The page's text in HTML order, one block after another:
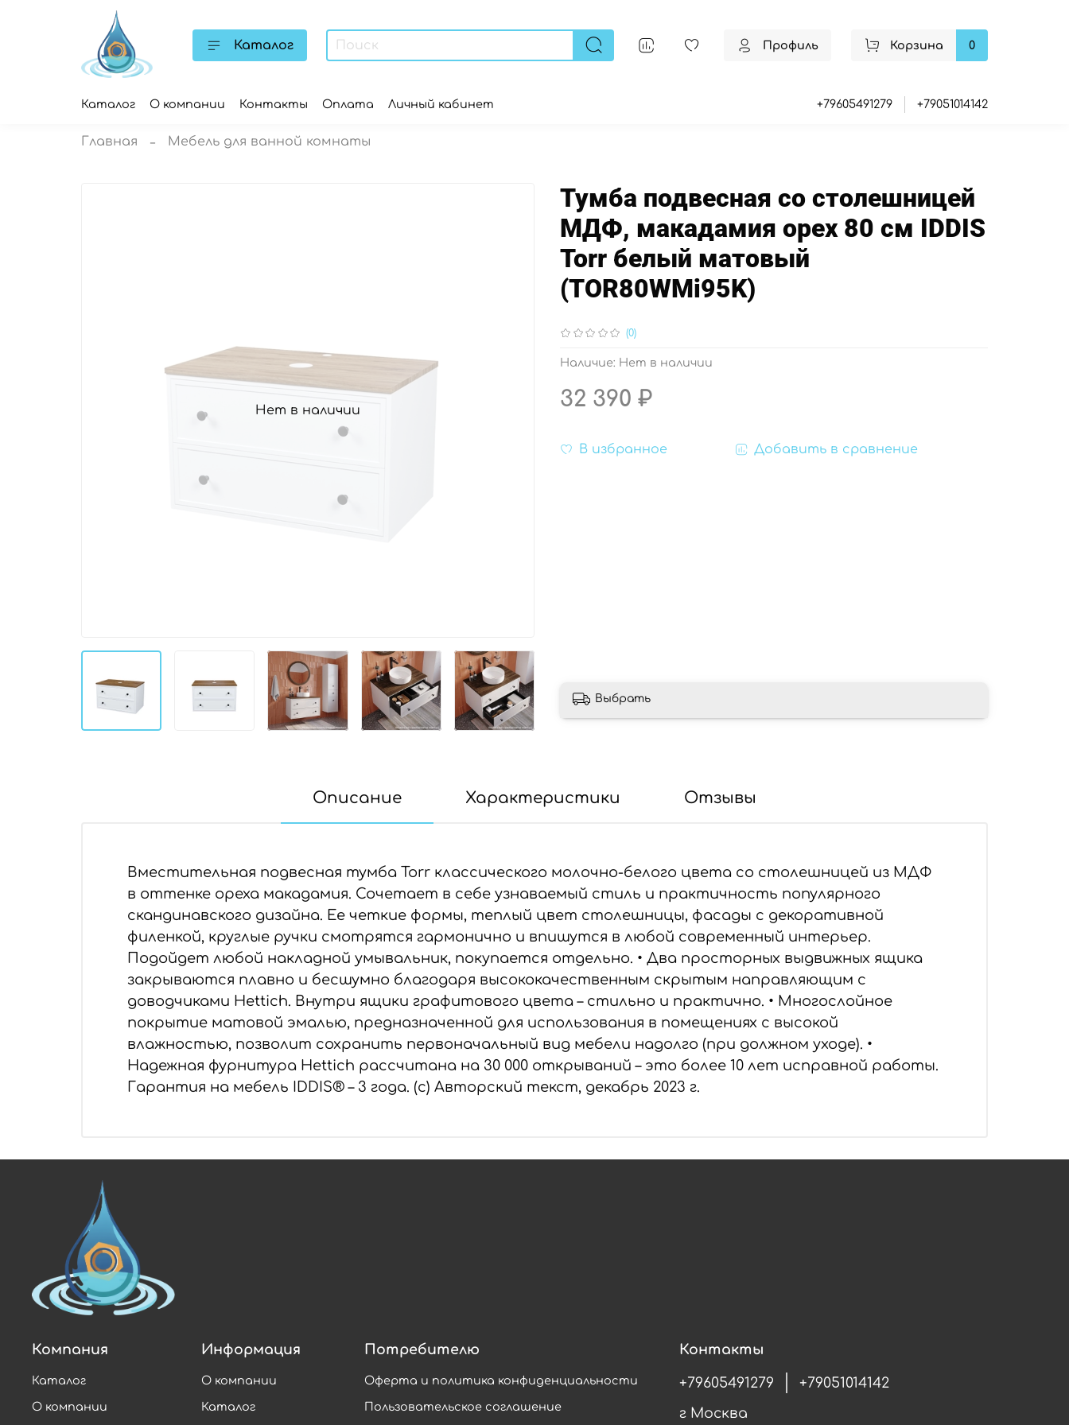
Каталог Профиль Корзина 0
Каталог О компании Контакты Оплата Личный кабинет +79605491279 +79051014142
Главная Мебель для ванной комнаты
Нет в наличии
(0)
Наличие: Нет в наличии
Тумба подвесная со столешницей
МДФ, макадамия орех 80 см IDDIS
Torr белый матовый
(TOR80WMi95K)
32 390 ₽
В избранное Добавить в сравнение
Выбрать
Описание Характеристики Отзывы
Вместительная подвесная тумба Torr классического молочно-белого цвета со столешницей из МДФ
в оттенке ореха макадамия. Сочетает в себе узнаваемый стиль и практичность популярного
скандинавского дизайна. Ее четкие формы, теплый цвет столешницы, фасады с декоративной
филенкой, круглые ручки смотрятся гармонично и впишутся в любой современный интерьер.
Подойдет любой накладной умывальник, покупается отдельно. • Два просторных выдвижных ящика
закрываются плавно и бесшумно благодаря высококачественным скрытым направляющим с
доводчиками Hettich. Внутри ящики графитового цвета – стильно и практично. • Многослойное
покрытие матовой эмалью, предназначенной для использования в помещениях с высокой
влажностью, позволит сохранить первоначальный вид мебели надолго (при должном уходе). •
Надежная фурнитура Hettich рассчитана на 30 000 открываний – это более 10 лет исправной работы.
Гарантия на мебель IDDIS® – 3 года. (с) Авторский текст, декабрь 2023 г.
Компания
Каталог
О компании
Информация
О компании
Каталог
Потребителю
Оферта и политика конфиденциальности
Пользовательское соглашение
Контакты
+79605491279
+79051014142
г Москва